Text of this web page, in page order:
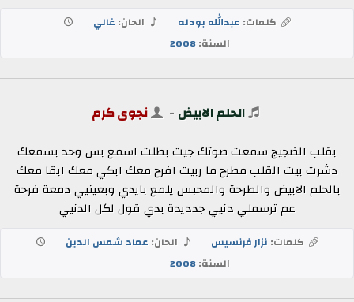
كلمات: عبدالله بودله الحان: غالي
السنة:2008
الحلم الابيض - نجوى كرم
بقلب الضجيج سمعت صوتك جيت بطلت اسمع بس وحد بسمعك
دشرت بيت القلب مطرح ما ربيت افرح معك ابكي معك ابقا معك
بالحلم الابيض والطرحة والمحبس يلمع بايدي وبعينيي دمعة فرحة
عم ترسملي دنيي جدديدة بدي قول لكل الدنيي
كلمات: نزار فرنسيس الحان: عماد شمس الدين
السنة:2008